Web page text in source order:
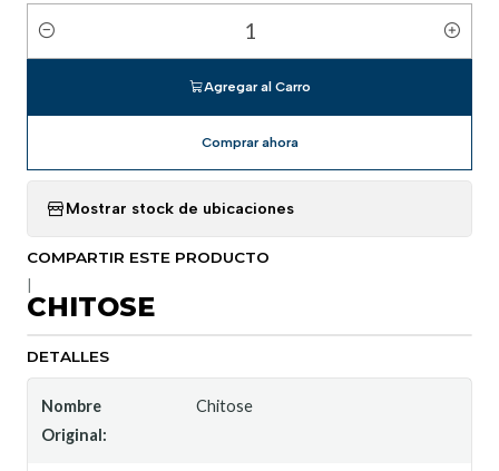
Cantidad
Agregar al Carro
Comprar ahora
Mostrar stock de ubicaciones
COMPARTIR ESTE PRODUCTO
CHITOSE
DETALLES
Nombre
Original:
Chitose